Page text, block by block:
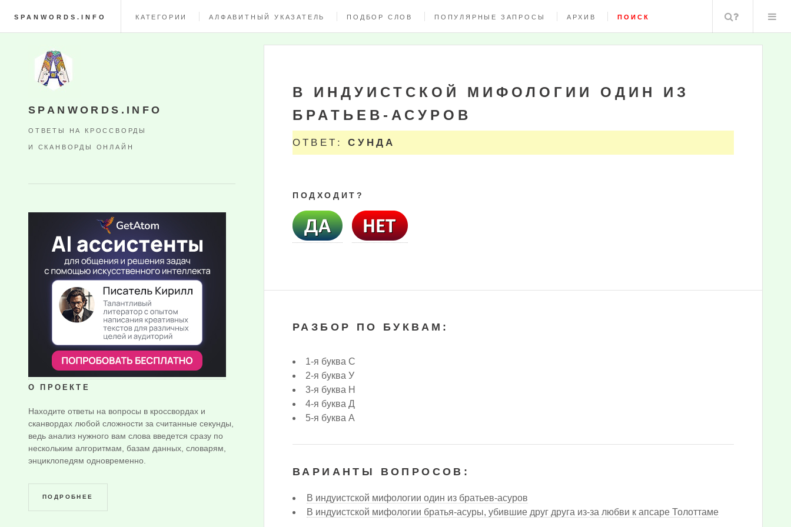
SPANWORDS.INFO КАТЕГОРИИ АЛФАВИТНЫЙ УКАЗАТЕЛЬ ПОДБОР СЛОВ ПОПУЛЯРНЫЕ ЗАПРОСЫ АРХИВ ПОИСК Поиск
В ИНДУИСТСКОЙ МИФОЛОГИИ ОДИН ИЗ
БРАТЬЕВ-АСУРОВ
ОТВЕТ:СУНДА
ПОДХОДИТ?
РАЗБОР ПО БУКВАМ:
1-я буква С
2-я буква У
3-я буква Н
4-я буква Д
5-я буква А
ВАРИАНТЫ ВОПРОСОВ:
В индуистской мифологии один из братьев-асуров
В индуистской мифологии братья-асуры, убившие друг друга из-за любви к апсаре Толоттаме
SPANWORDS.INFO
ОТВЕТЫ НА КРОССВОРДЫ
И СКАНВОРДЫ ОНЛАЙН
О ПРОЕКТЕ
Находите ответы на вопросы в кроссвордах и
сканвордах любой сложности за считанные секунды,
ведь анализ нужного вам слова введется сразу по
нескольким алгоритмам, базам данных, словарям,
энциклопедям одновременно.
ПОДРОБНЕЕ